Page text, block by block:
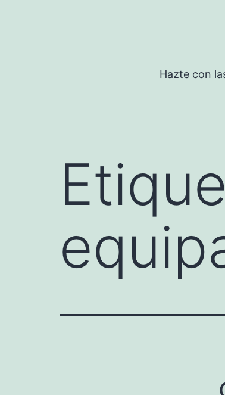
Hazte con